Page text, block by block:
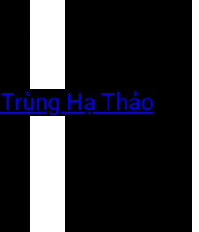
Hạ Thảo